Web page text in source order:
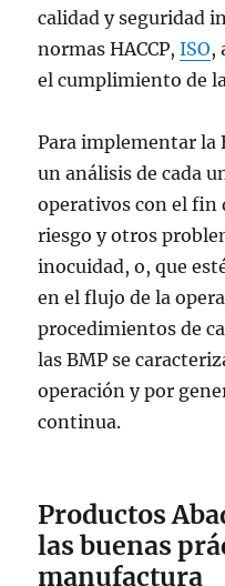
calidad y seguridad
normas HACCP,ISO,
el cumplimiento de
Para implementar la
un análisis de cada
operativos con el fin
riesgo y otros
inocuidad, o, que
en el flujo de la
procedimientos de
las BMP se
operación y por
continua.
Productos
las buenas
manufactura